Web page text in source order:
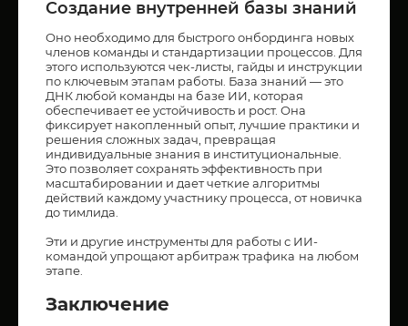
Создание внутренней базы знаний
Оно необходимо для быстрого онбординга новых
членов команды и стандартизации процессов. Для
этого используются чек-листы, гайды и инструкции
по ключевым этапам работы. База знаний — это
ДНК любой команды на базе ИИ, которая
обеспечивает ее устойчивость и рост. Она
фиксирует накопленный опыт, лучшие практики и
решения сложных задач, превращая
индивидуальные знания в институциональные.
Это позволяет сохранять эффективность при
масштабировании и дает четкие алгоритмы
действий каждому участнику процесса, от новичка
до тимлида.
Эти и другие инструменты для работы с ИИ-
командой упрощают арбитраж трафика на любом
этапе.
Заключение